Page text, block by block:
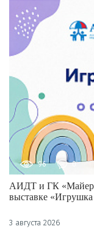
96 0
АИДТ и ГК «Майер»
выставке
3 августа 2026